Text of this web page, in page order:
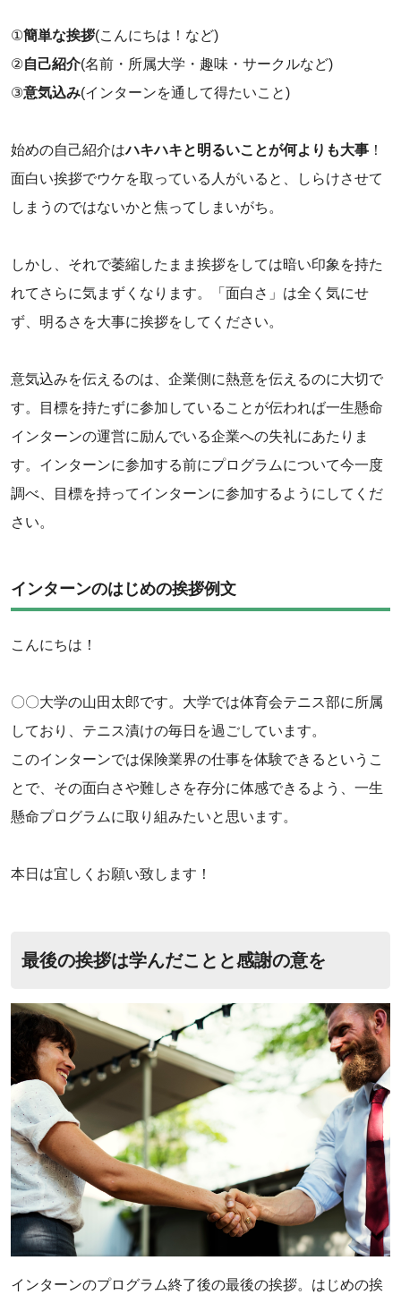
‌①簡単な挨拶(こんにちは！など)
‌②自己紹介(名前・所属大学・趣味・サークルなど)
‌③意気込み(インターンを通して得たいこと)
‌始めの自己紹介はハキハキと明るいことが何よりも大事 ！
面白い挨拶でウケを取っている人がいると、しらけさせて
しまうのではないかと焦ってしまいがち。
‌しかし、それで萎縮したまま挨拶をしては暗い印象を持た
れてさらに気まずくなります。「面白さ」は全く気にせ
ず、明るさを大事に挨拶をしてください。
‌意気込みを伝えるのは、企業側に熱意を伝えるのに大切で
す。目標を持たずに参加していることが伝われば一生懸命
インターンの運営に励んでいる企業への失礼にあたりま
す。インターンに参加する前にプログラムについて今一度
調べ、目標を持ってインターンに参加するようにしてくだ
さい。
‌インターンのはじめの挨拶例文
こんにちは！
‌〇〇大学の山田太郎です。大学では体育会テニス部に所属
しており、テニス漬けの毎日を過ごしています。
‌このインターンでは保険業界の仕事を体験できるというこ
とで、その面白さや難しさを存分に体感できるよう、一生
懸命プログラムに取り組みたいと思います。
‌本日は宜しくお願い致します！
最後の挨拶は学んだことと感謝の意を
インターンのプログラム終了後の最後の挨拶。はじめの挨